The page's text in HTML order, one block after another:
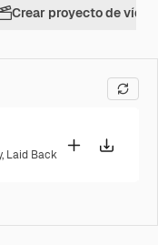
Crear proyecto de vídeo
, Laid Back